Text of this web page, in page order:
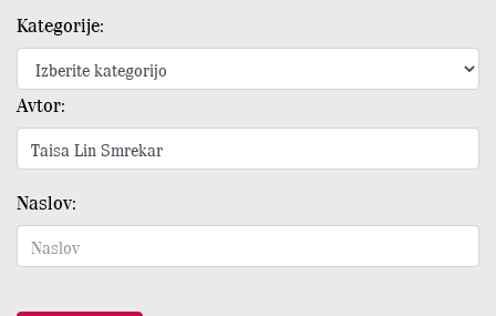
Kategorije:
Avtor:
Naslov: